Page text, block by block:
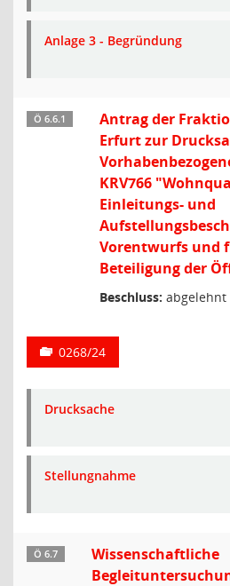
Anlage 3 - Begründung
Ö 6.6.1
Antrag der
Erfurt zur
KRV766
Einleitungs- und
Vorentwurfs und
Beteiligung der
Beschluss: abgelehnt
0268/24
Drucksache
Stellungnahme
Ö 6.7
Wissenschaftliche